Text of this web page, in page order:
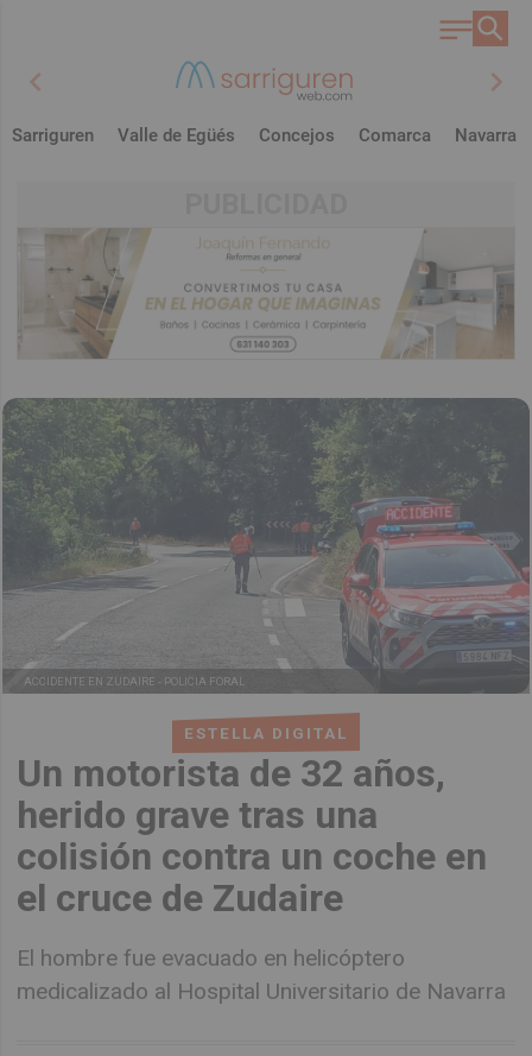
chevron_left chevron_right
Sarriguren Valle de Egüés Concejos Comarca Navarra
ESTELLA DIGITAL
Un motorista de 32 años,
herido grave tras una
colisión contra un coche en
el cruce de Zudaire
El hombre fue evacuado en helicóptero
medicalizado al Hospital Universitario de Navarra
ACCIDENTE EN ZUDAIRE - POLICIA FORAL